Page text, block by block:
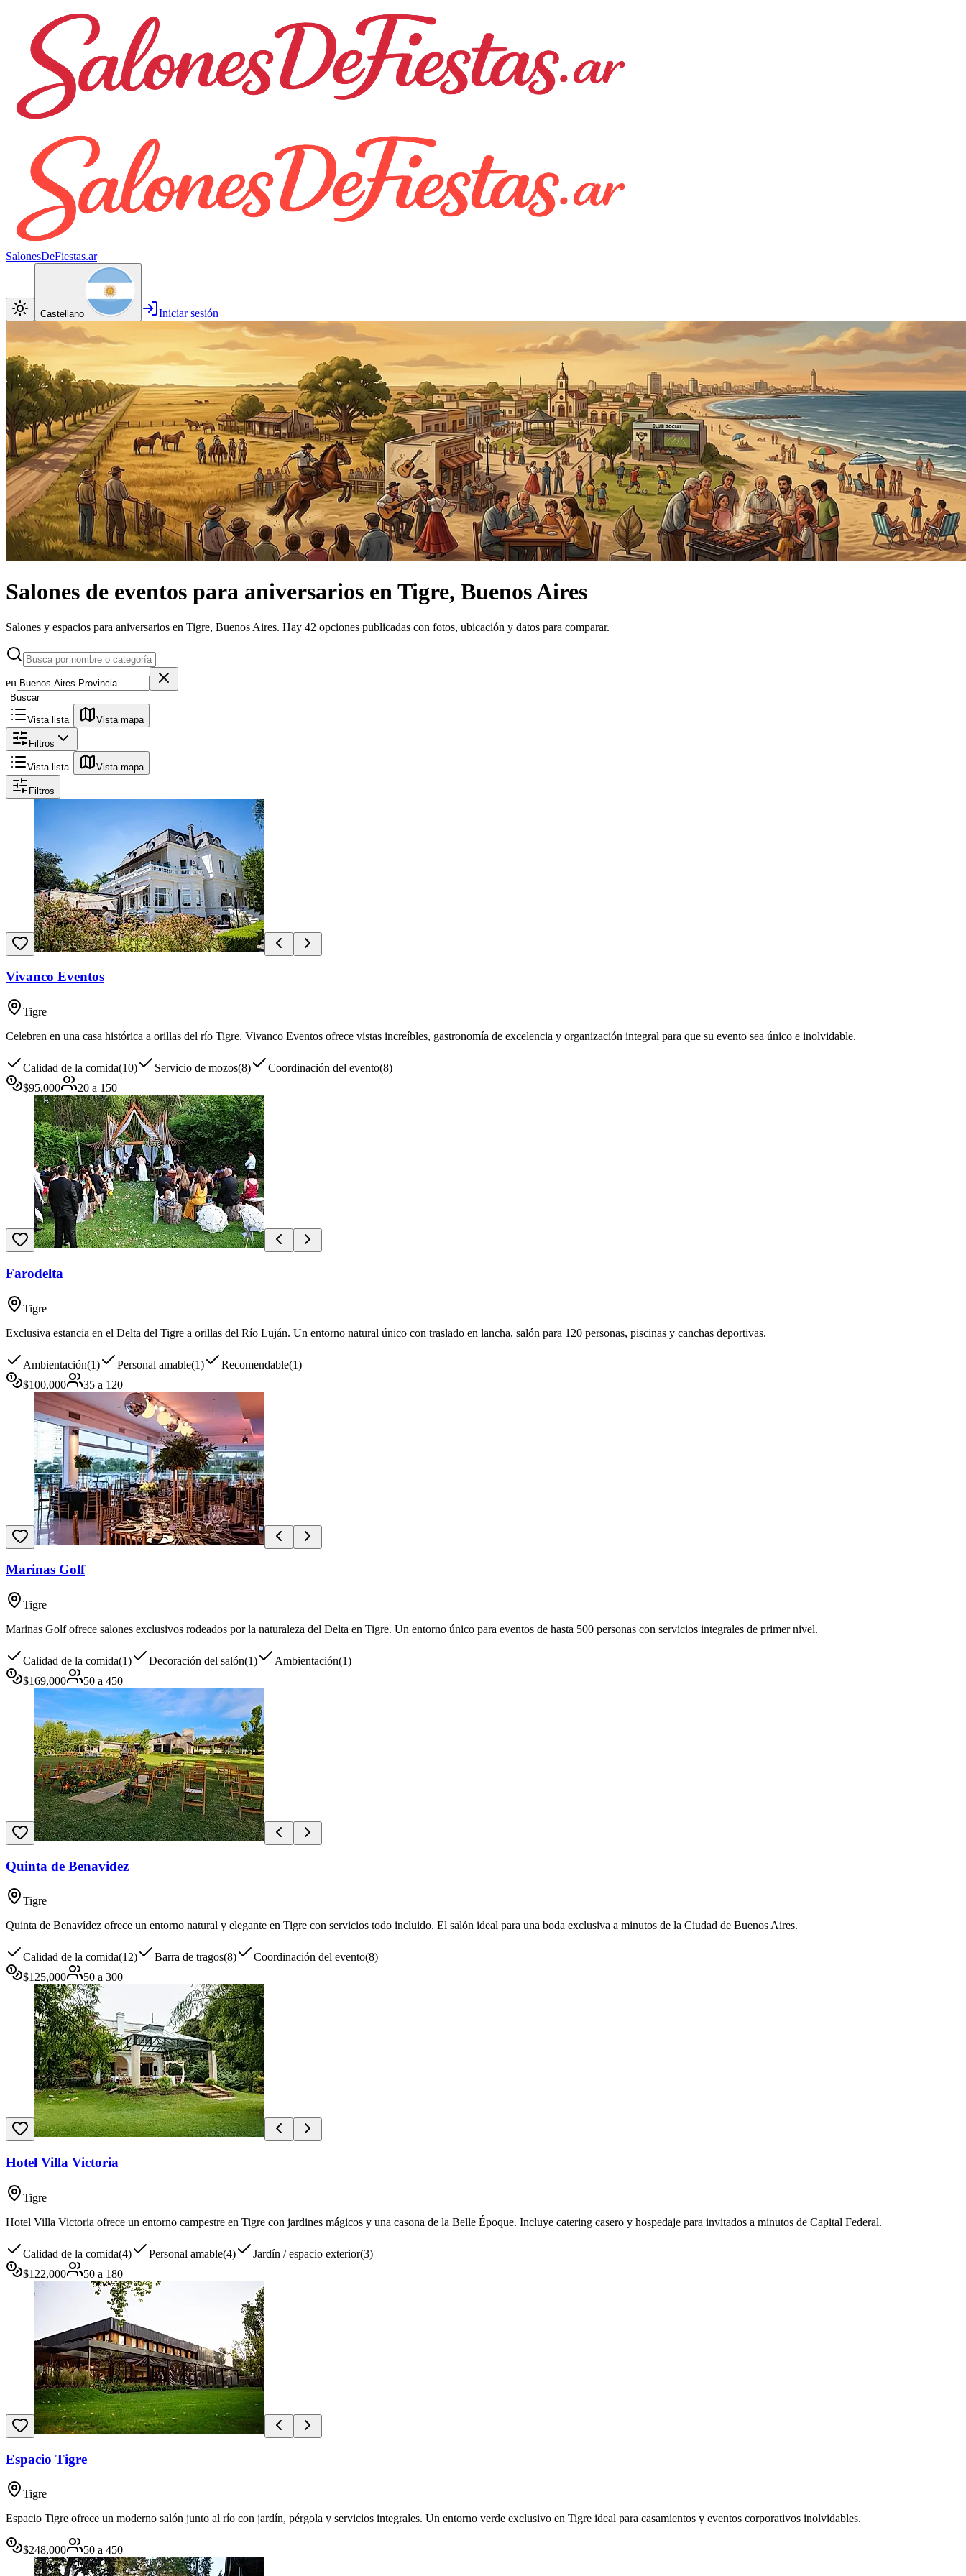
SalonesDeFiestas.ar
Castellano Iniciar sesión
Salones de eventos para aniversarios enTigre, Buenos Aires
Salones y espacios para aniversarios en Tigre, Buenos Aires. Hay 42 opciones publicadas con fotos, ubicación y datos para comparar.
en
Buscar
Vista lista Vista mapa
Filtros
Vista lista Vista mapa
Filtros
Vivanco Eventos
Tigre
Celebren en una casa histórica a orillas del río Tigre. Vivanco Eventos ofrece vistas increíbles, gastronomía de excelencia y organización integral para que su evento sea único e inolvidable.
Calidad de la comida(10) Servicio de mozos(8) Coordinación del evento(8)
$95,000 20 a 150
Farodelta
Tigre
Exclusiva estancia en el Delta del Tigre a orillas del Río Luján. Un entorno natural único con traslado en lancha, salón para 120 personas, piscinas y canchas deportivas.
Ambientación(1) Personal amable(1) Recomendable(1)
$100,000 35 a 120
Marinas Golf
Tigre
Marinas Golf ofrece salones exclusivos rodeados por la naturaleza del Delta en Tigre. Un entorno único para eventos de hasta 500 personas con servicios integrales de primer nivel.
Calidad de la comida(1) Decoración del salón(1) Ambientación(1)
$169,000 50 a 450
Quinta de Benavidez
Tigre
Quinta de Benavídez ofrece un entorno natural y elegante en Tigre con servicios todo incluido. El salón ideal para una boda exclusiva a minutos de la Ciudad de Buenos Aires.
Calidad de la comida(12) Barra de tragos(8) Coordinación del evento(8)
$125,000 50 a 300
Hotel Villa Victoria
Tigre
Hotel Villa Victoria ofrece un entorno campestre en Tigre con jardines mágicos y una casona de la Belle Époque. Incluye catering casero y hospedaje para invitados a minutos de Capital Federal.
Calidad de la comida(4) Personal amable(4) Jardín / espacio exterior(3)
$122,000 50 a 180
Espacio Tigre
Tigre
Espacio Tigre ofrece un moderno salón junto al río con jardín, pérgola y servicios integrales. Un entorno verde exclusivo en Tigre ideal para casamientos y eventos corporativos inolvidables.
$248,000 50 a 450